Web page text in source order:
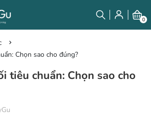
0
Chọn sao cho đúng?
tiêu chuẩn: Chọn sao cho